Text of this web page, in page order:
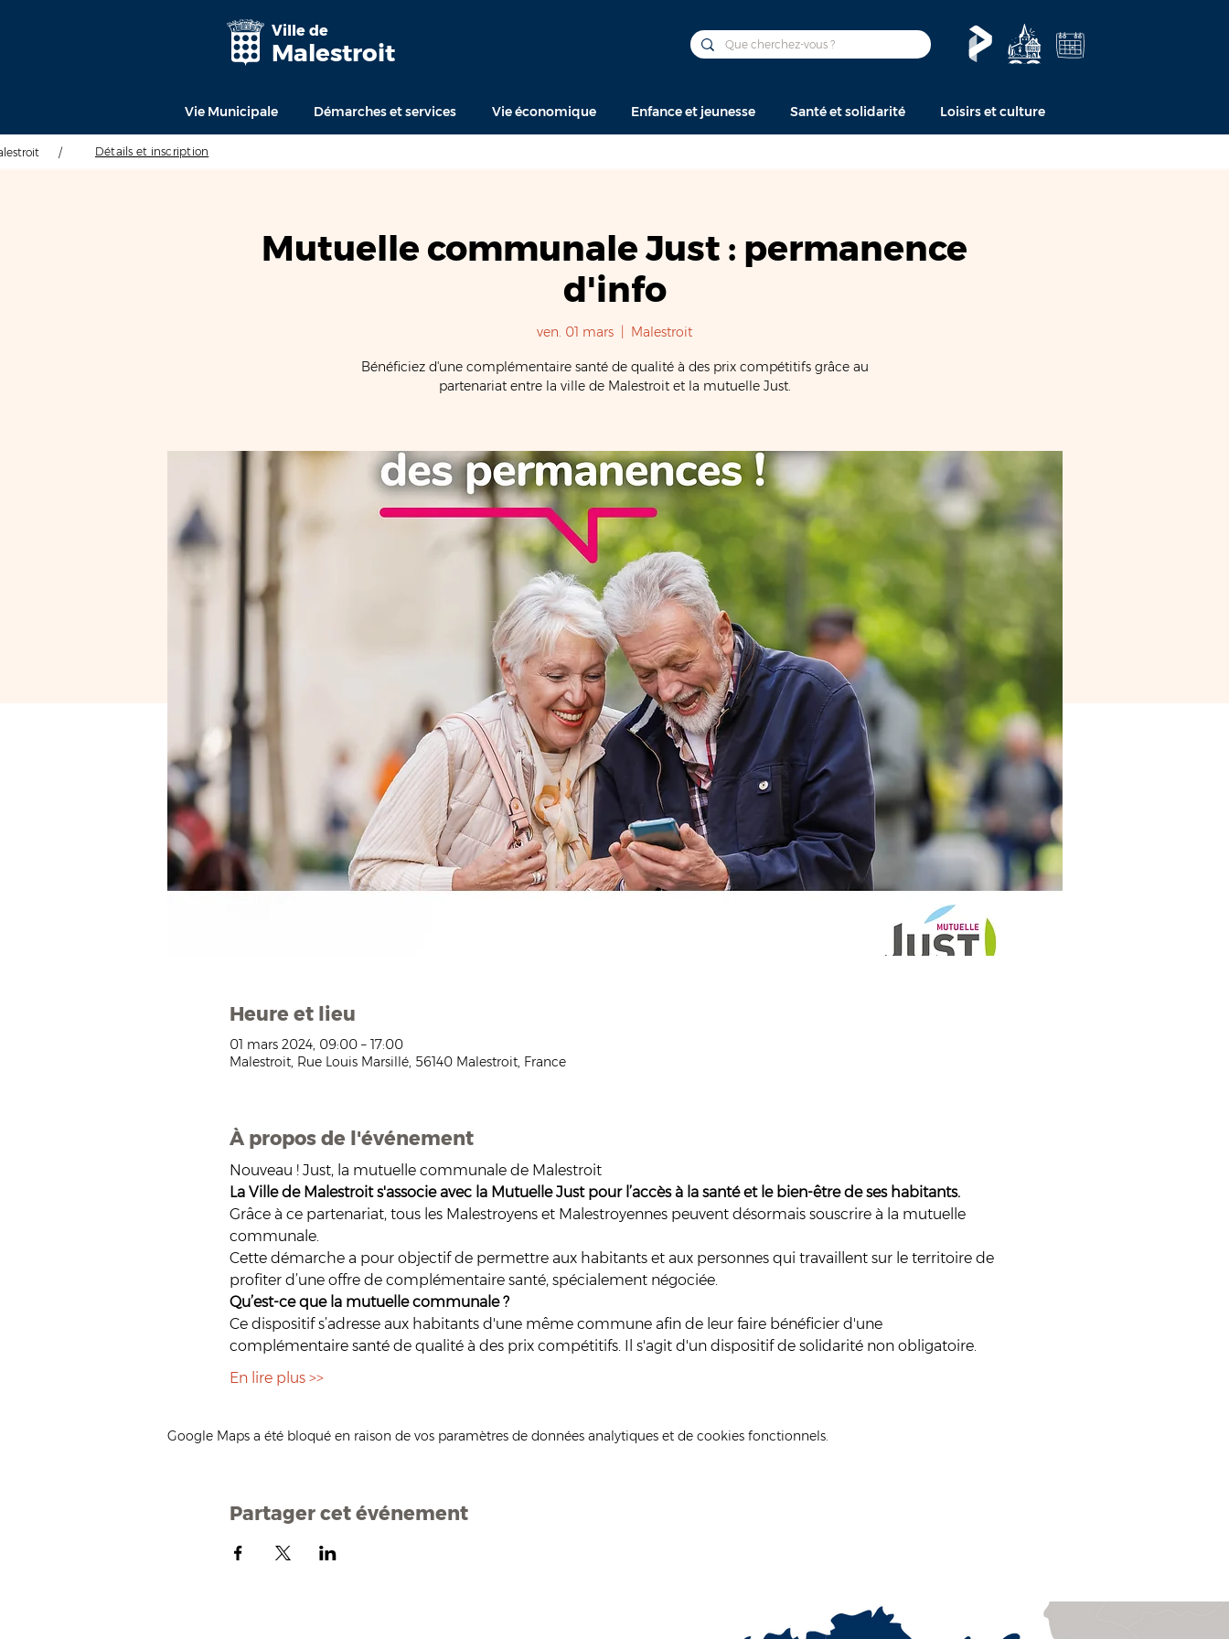
Ville de
Malestroit
Vie Municipale Démarches et services Vie économique Enfance et jeunesse Santé et solidarité Loisirs et culture
/ Détails et inscription
Mutuelle communale Just : permanence
d'info
ven. 01 mars Malestroit
Bénéficiez d'une complémentaire santé de qualité à des prix compétitifs grâce au
partenariat entre la ville de Malestroit et la mutuelle Just.
Heure et lieu
01 mars 2024, 09:00 – 17:00
Malestroit, Rue Louis Marsillé, 56140 Malestroit, France
À propos de l'événement
Nouveau ! Just, la mutuelle communale de Malestroit
La Ville de Malestroit s'associe avec la Mutuelle Just pour l’accès à la santé et le bien-être de ses habitants.
Grâce à ce partenariat, tous les Malestroyens et Malestroyennes peuvent désormais souscrire à la mutuelle
communale.
Cette démarche a pour objectif de permettre aux habitants et aux personnes qui travaillent sur le territoire de
profiter d’une offre de complémentaire santé, spécialement négociée.
Qu’est-ce que la mutuelle communale ?
Ce dispositif s’adresse aux habitants d'une même commune afin de leur faire bénéficier d'une
complémentaire santé de qualité à des prix compétitifs. Il s'agit d'un dispositif de solidarité non obligatoire.
En lire plus >>
Google Maps a été bloqué en raison de vos paramètres de données analytiques et de cookies fonctionnels.
Partager cet événement